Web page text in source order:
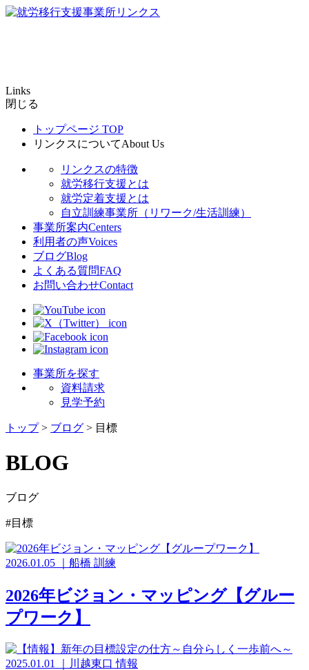
Links
閉じる
トップページ TOP
リンクスについてAbout Us
リンクスの特徴
就労移行支援とは
就労定着支援とは
自立訓練事業所（リワーク/生活訓練）
事業所案内Centers
利用者の声Voices
ブログBlog
よくある質問FAQ
お問い合わせContact
事業所を探す
資料請求
見学予約
トップ> ブログ > 目標
BLOG
ブログ
#目標
2026.01.05 船橋 訓練
2026年ビジョン・マッピング【グルー
プワーク】
2025.01.01 川越東口 情報